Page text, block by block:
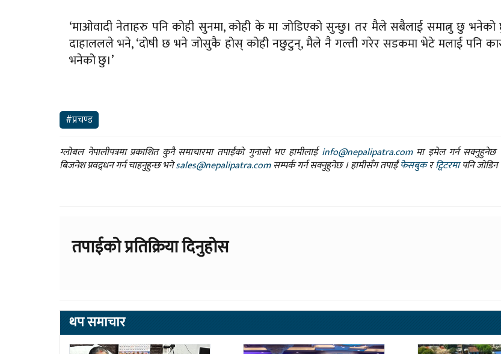
‘माओवादी नेताहरु पनि कोही सुनमा, कोही के मा जोडिएको सुन्छु। तर मैले सबैलाई समात्नु छु भनेको
दाहाललले भने, ‘दोषी छ भने जोसुकै होस् कोही नछुटुन्, मैले नै गल्ती गरेर सडकमा भेटे मलाई पनि
भनेको छु।’
#प्रचण्ड
ग्लोबल नेपालीपत्रमा प्रकाशित कुनै समाचारमा तपाईंको गुनासो भए हामीलाईinfo@nepalipatra.comमा इमेल गर्न सक्नुहुनेछ
बिजनेश प्रवद्र्धन गर्न चाहनुहुन्छ भनेsales@nepalipatra.comसम्पर्क गर्न सक्नुहुनेछ । हामीसँग तपाईंफेसबुकरट्विटरमापनि
तपाईको प्रतिक्रिया दिनुहोस
थप समाचार